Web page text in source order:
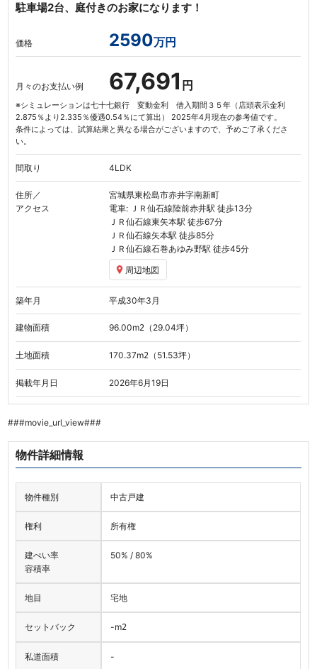
駐車場2台、庭付きのお家になります！
価格 2590万円
月々のお支払い例 67,691 円
※シミュレーションは七十七銀行 変動金利 借入期間３５年（店頭表示金利
2.875％より2.335％優遇0.54％にて算出） 2025年4月現在の参考値です。
条件によっては、試算結果と異なる場合がございますので、予めご了承くださ
い。
間取り 4LDK
住所／
アクセス
宮城県東松島市赤井字南新町
電車: ＪＲ仙石線陸前赤井駅 徒歩13分
ＪＲ仙石線東矢本駅 徒歩67分
ＪＲ仙石線矢本駅 徒歩85分
ＪＲ仙石線石巻あゆみ野駅 徒歩45分
周辺地図
築年月 平成30年3月
建物面積 96.00m2 （29.04坪）
土地面積 170.37m2 （51.53坪）
掲載年月日 2026年6月19日
###movie_url_view###
物件詳細情報
物件種別 中古戸建
権利 所有権
建ぺい率
容積率
50% / 80%
地目 宅地
セットバック -m2
私道面積 -